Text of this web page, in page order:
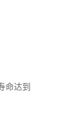
命达到